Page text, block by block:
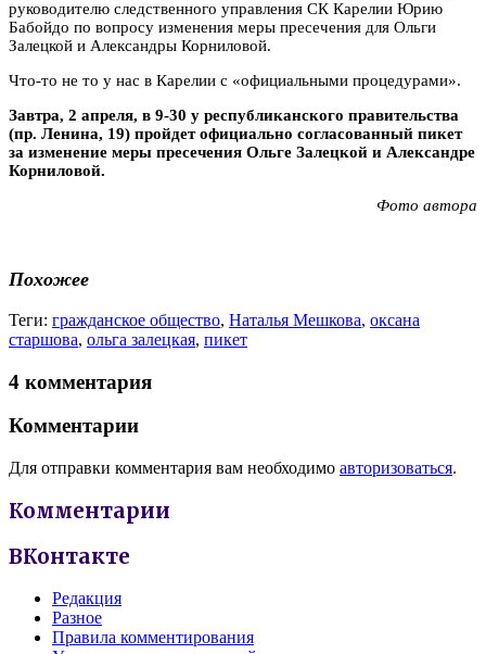
руководителю следственного управления СК Карелии Юрию
Бабойдо по вопросу изменения меры пресечения для Ольги
Залецкой и Александры Корниловой.
Что-то не то у нас в Карелии с «официальными процедурами».
Завтра, 2 апреля, в 9-30 у республиканского правительства
(пр. Ленина, 19) пройдет официально согласованный пикет
за изменение меры пресечения Ольге Залецкой и Александре
Корниловой.
Фото автора
Похожее
Теги: гражданское общество, Наталья Мешкова, оксана
старшова, ольга залецкая, пикет
4 комментария
Комментарии
Для отправки комментария вам необходимо авторизоваться.
Комментарии
ВКонтакте
Редакция
Разное
Правила комментирования